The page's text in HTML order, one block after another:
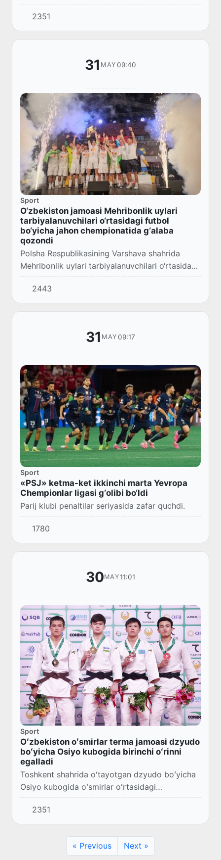
FIFA Jahon chempionatiga kuzatish marosimi
boʻlib oʻtdi.
2351
31 MAY 09:40
Sport
O‘zbekiston jamoasi Mehribonlik uylari
tarbiyalanuvchilari o‘rtasidagi futbol
bo‘yicha jahon chempionatida g‘alaba
qozondi
Polsha Respublikasining Varshava shahrida
Mehribonlik uylari tarbiyalanuvchilari o‘rtasida
o‘tkazilgan futbol bo‘yicha XI jahon
chempionatida O‘zbekiston jamoasi ulkan
g‘alabaga er...
2443
31 MAY 09:17
Sport
«PSJ» ketma-ket ikkinchi marta Yevropa
Chempionlar ligasi g‘olibi bo‘ldi
Parij klubi penaltilar seriyasida zafar quchdi.
1780
30MAY11:01
Sport
Oʻzbekiston oʻsmirlar terma jamoasi dzyudo
boʻyicha Osiyo kubogida birinchi oʻrinni
egalladi
Toshkent shahrida oʻtayotgan dzyudo boʻyicha
Osiyo kubogida oʻsmirlar oʻrtasidagi
bellashuvlar yakunlandi.
2351
« Previous Next »